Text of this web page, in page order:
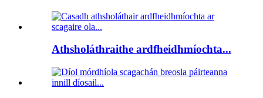
Athsholáthraithe ardfheidhmíochta...